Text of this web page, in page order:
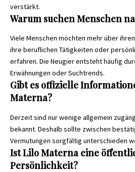
verstärkt.
Warum suchen Menschen
Viele Menschen möchten mehr über
ihre beruflichen Tätigkeiten oder
erfahren. Die Neugier entsteht häufig
Erwähnungen oder Suchtrends.
Gibt es offizielle
Materna?
Derzeit sind nur wenige allgemein
bekannt. Deshalb sollte zwischen
Vermutungen sorgfältig unterschieden
Ist Lilo Materna eine
Persönlichkeit?